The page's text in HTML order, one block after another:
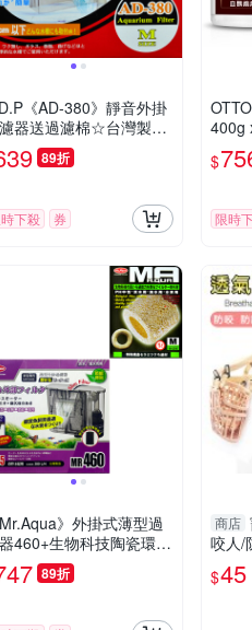
《AD-380》靜音外掛
器送過濾棉☆台灣製造
以下缸適用
89折
下殺 券
400g
$
限時
Mr.Aqua》外掛式薄型過
460+生物科技陶瓷環 1
M號
89折
商店
咬人/
$45